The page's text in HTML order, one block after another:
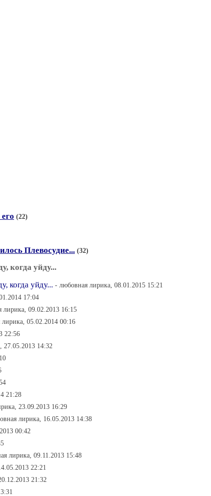
(22)
Плевосудие... (32)
когда уйду...
когда уйду... - любовная лирика, 08.01.2015 15:21
17:04
лирика, 09.02.2013 16:15
05.02.2014 00:16
22:56
27.05.2013 14:32
21:28
23.09.2013 16:29
лирика, 16.05.2013 14:38
00:42
лирика, 09.11.2013 15:48
22:21
21:32